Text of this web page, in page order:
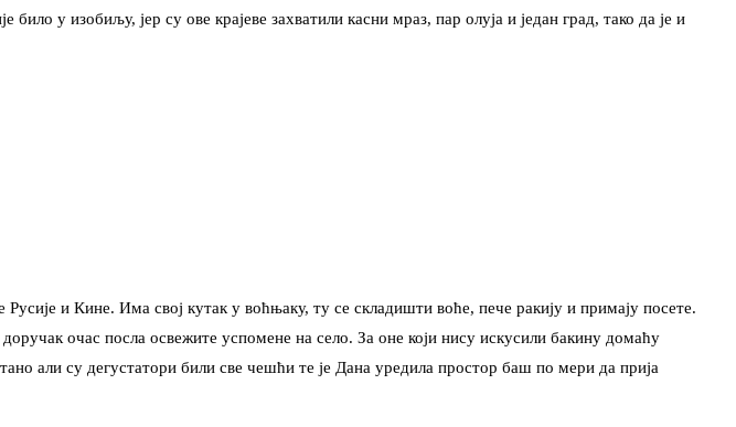
у изобиљу, јер су ове крајеве захватили касни мраз, пар олуја и један град, тако да је и
и Кине. Има свој кутак у воћњаку, ту се складишти воће, пече ракију и примају посете.
очас посла освежите успомене на село. За оне који нису искусили бакину домаћу
али су дегустатори били све чешћи те је Дана уредила простор баш по мери да прија